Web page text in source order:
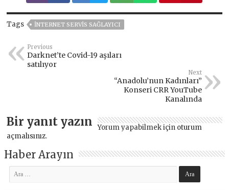
Tags İNTERNET SERVIS SAĞLAYICI
Previous
Darknet’te Covid-19 aşıları
satılıyor
Next
“Anadolu’nun Kadınları”
Konseri CRR YouTube
Kanalında
Bir yanıt yazın Yorum yapabilmek için oturum
açmalısınız.
Haber Arayın